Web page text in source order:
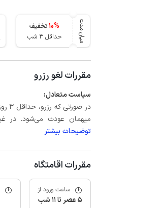
میان مدت 10%
تخفیف
حداقل 3 شب
مقررات لغو رزرو
سیاست متعادل:
میهمان عودت می‌شود. در غیر اینصورت
توضیحات بیشتر
مقررات اقامتگاه
ساعت ورود از
5 عصر تا 11 شب